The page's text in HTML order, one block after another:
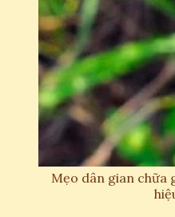
Mẹo dân gian chữa